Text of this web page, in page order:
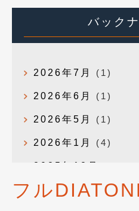
バック
2026年7月 (1)
2026年6月 (1)
2026年5月 (1)
2026年1月 (4)
2025年12月
2025年10月 (1)
フル